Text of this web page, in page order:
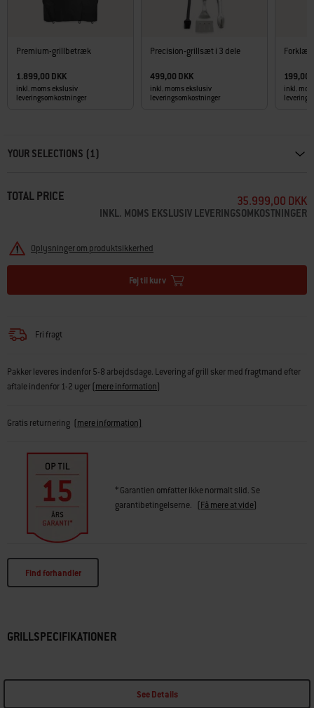
Premium-grillbetræk
1.899,00 DKK
inkl. moms ekslusiv
leveringsomkostninger
Precision-grillsæt i 3 dele
499,00 DKK
inkl. moms ekslusiv
leveringsomkostninger
199,00
inkl.
YOUR SELECTIONS (1)
TOTAL PRICE 35.999,00 DKK
INKL. MOMS EKSLUSIV LEVERINGSOMKOSTNINGER
Oplysninger om produktsikkerhed
Føj til kurv
Fri fragt
Pakker leveres indenfor 5-8 arbejdsdage. Levering af grill sker med fragtmand efter
aftale indenfor 1-2 uger(mere information)
Gratis returnering (mere information)
* Garantien omfatter ikke normalt slid. Se
garantibetingelserne. (Få mere at vide)
Find forhandler
GRILLSPECIFIKATIONER
See Details